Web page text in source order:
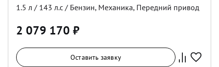
1.5 л / 143 л.с / Бензин, Механика, Передний привод
2 079 170 ₽
Оставить заявку